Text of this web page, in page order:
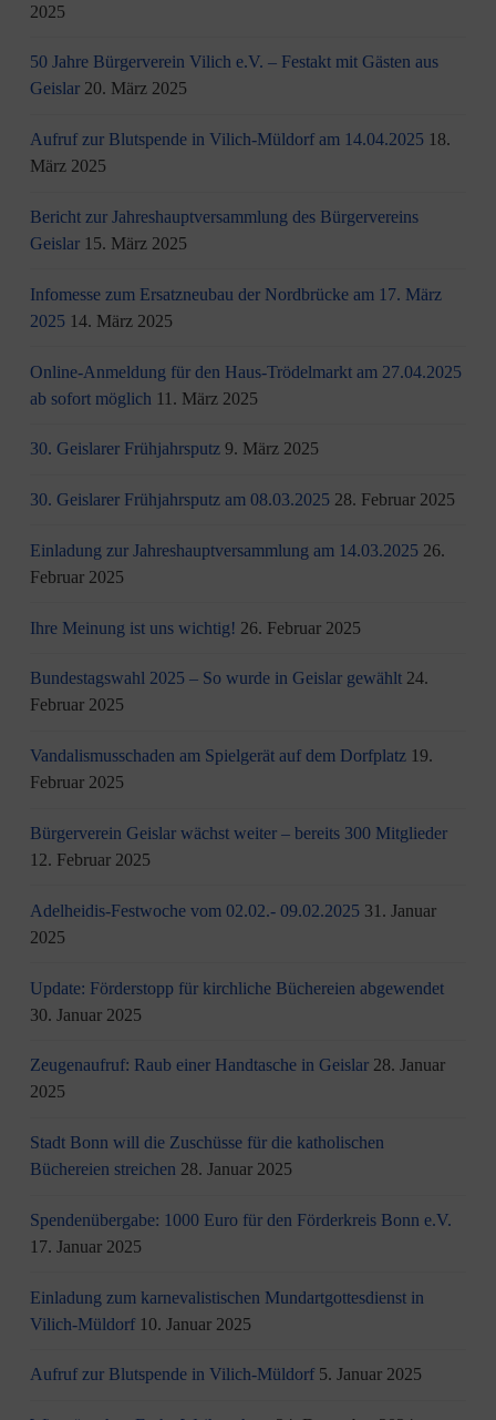
2025
50 Jahre Bürgerverein Vilich e.V. – Festakt mit Gästen aus
Geislar 20. März 2025
Aufruf zur Blutspende in Vilich-Müldorf am 14.04.2025 18.
März 2025
Bericht zur Jahreshauptversammlung des Bürgervereins
Geislar 15. März 2025
Infomesse zum Ersatzneubau der Nordbrücke am 17. März
2025 14. März 2025
Online-Anmeldung für den Haus-Trödelmarkt am 27.04.2025
ab sofort möglich 11. März 2025
30. Geislarer Frühjahrsputz 9. März 2025
30. Geislarer Frühjahrsputz am 08.03.2025 28. Februar 2025
Einladung zur Jahreshauptversammlung am 14.03.2025 26.
Februar 2025
Ihre Meinung ist uns wichtig! 26. Februar 2025
Bundestagswahl 2025 – So wurde in Geislar gewählt 24.
Februar 2025
Vandalismusschaden am Spielgerät auf dem Dorfplatz 19.
Februar 2025
Bürgerverein Geislar wächst weiter – bereits 300 Mitglieder
12. Februar 2025
Adelheidis-Festwoche vom 02.02.- 09.02.2025 31. Januar
2025
Update: Förderstopp für kirchliche Büchereien abgewendet
30. Januar 2025
Zeugenaufruf: Raub einer Handtasche in Geislar 28. Januar
2025
Stadt Bonn will die Zuschüsse für die katholischen
Büchereien streichen 28. Januar 2025
Spendenübergabe: 1000 Euro für den Förderkreis Bonn e.V.
17. Januar 2025
Einladung zum karnevalistischen Mundartgottesdienst in
Vilich-Müldorf 10. Januar 2025
Aufruf zur Blutspende in Vilich-Müldorf 5. Januar 2025